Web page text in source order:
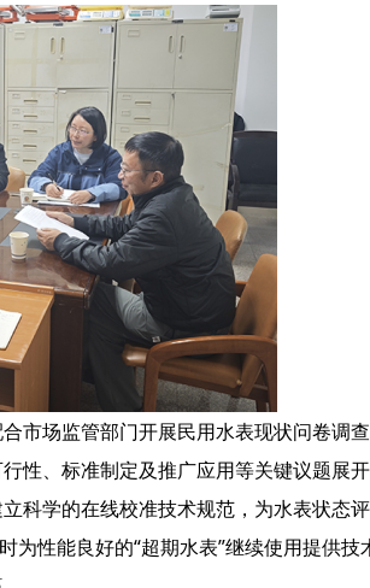
市场监管部门开展民用水表现状问卷调
性、标准制定及推广应用等关键议题展
科学的在线校准技术规范，为水表状态
性能良好的“超期水表”继续使用提供技